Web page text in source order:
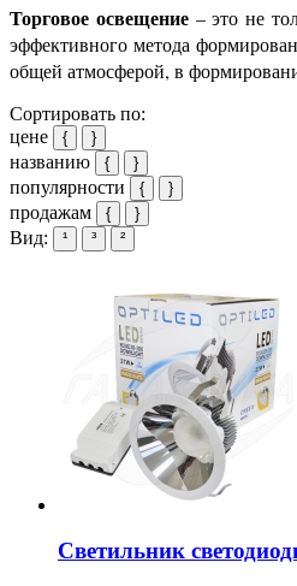
Торговое освещение– это не
эффективного метода
общей атмосферой, в
Сортировать по:
цене
{ }
названию { }
популярности { }
продажам { }
Вид: ¹ ³ ²
Светильник